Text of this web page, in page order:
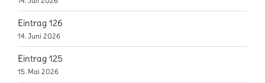
Eintrag 126
14. Juni 2026
Eintrag 125
15. Mai 2026